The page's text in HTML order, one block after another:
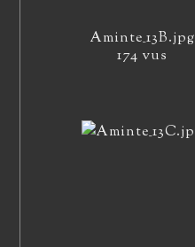
Aminte_13B.jpg
174 vus